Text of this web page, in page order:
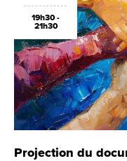
19h30 -
21h30
Projection du